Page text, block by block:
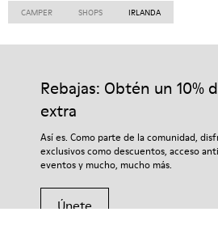
CAMPER SHOPS IRLANDA
Rebajas: Obtén un 10%
extra
Así es. Como parte de la comunidad,
exclusivos como descuentos, acceso
eventos y mucho, mucho más.
Únete